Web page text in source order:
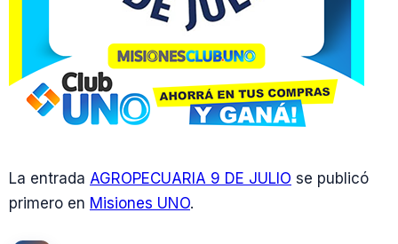
La entrada AGROPECUARIA 9 DE JULIO se publicó
primero en Misiones UNO.